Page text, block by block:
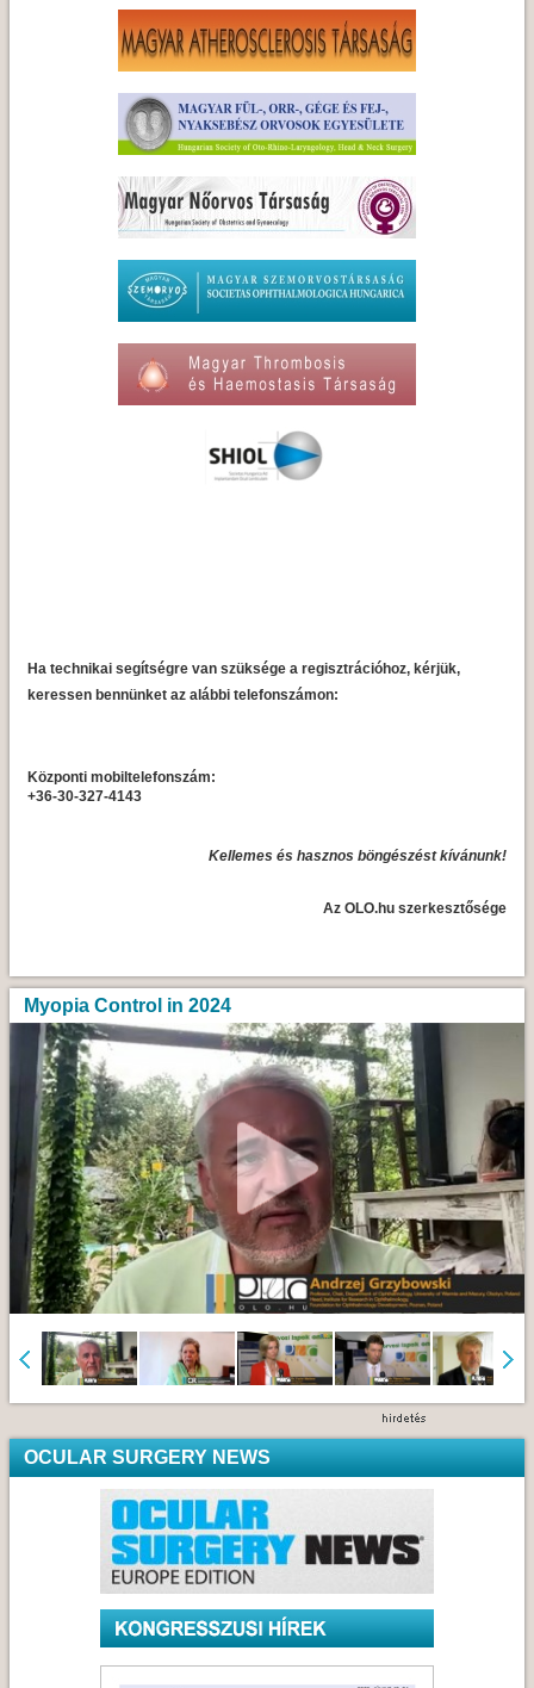
Ha technikai segítségre van szüksége a regisztrációhoz, kérjük,
keressen bennünket az alábbi telefonszámon:
Központi mobiltelefonszám:
+36-30-327-4143
Kellemes és hasznos böngészést kívánunk!
Az OLO.hu szerkesztősége
Myopia Control in 2024
OCULAR SURGERY NEWS